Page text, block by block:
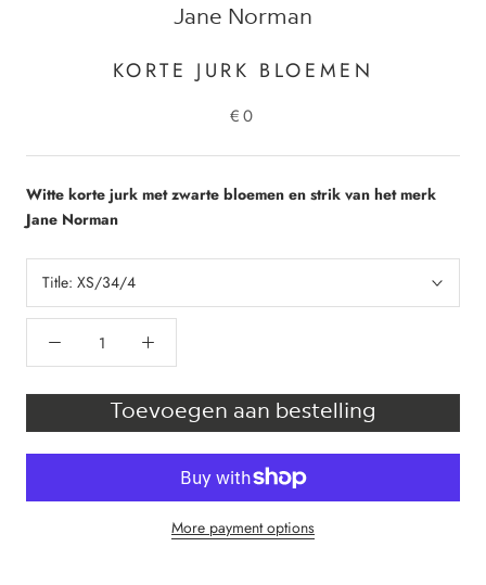
Jane Norman
KORTE JURK BLOEMEN
€0
Witte korte jurk met zwarte bloemen en strik van het merk
Jane Norman
Title: XS/34/4
Toevoegen aan bestelling
More payment options